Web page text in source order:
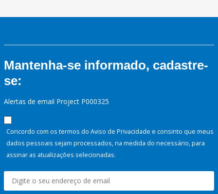
Mantenha-se informado, cadastre-
se:
Alertas de email Project P000325
Concordo com os termos do Aviso de Privacidade e consinto que meus
dados pessoais sejam processados, na medida do necessário, para
assinar as atualizações selecionadas.